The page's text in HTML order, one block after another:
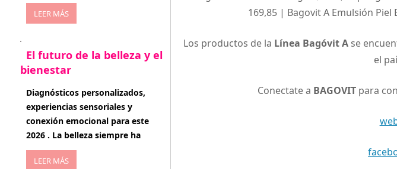
169,85 | Bagovit A Emulsión Piel
Los productos de la Línea Bagóvit A se
el
Conectate a BAGOVIT para
LEER MÁS
El futuro de la belleza y el
bienestar
enero 15, 2026
Diagnósticos personalizados,
experiencias sensoriales y
conexión emocional para este
2026 . La belleza siempre ha
LEER MÁS